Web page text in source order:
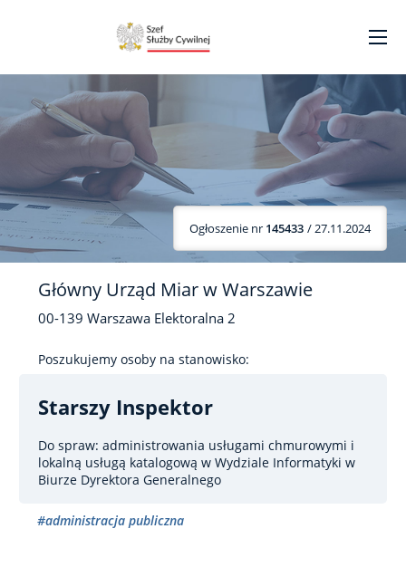
Ogłoszenie nr 145433 / 27.11.2024
Główny Urząd Miar w Warszawie
00-139 Warszawa Elektoralna 2
Poszukujemy osoby na stanowisko:
Starszy Inspektor
Do spraw: administrowania usługami chmurowymi i
lokalną usługą katalogową w Wydziale Informatyki w
Biurze Dyrektora Generalnego
#administracja publiczna